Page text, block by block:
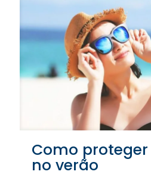
Como
no verão